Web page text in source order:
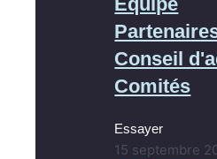
Conseil
Comités
Essayer
15 septembre